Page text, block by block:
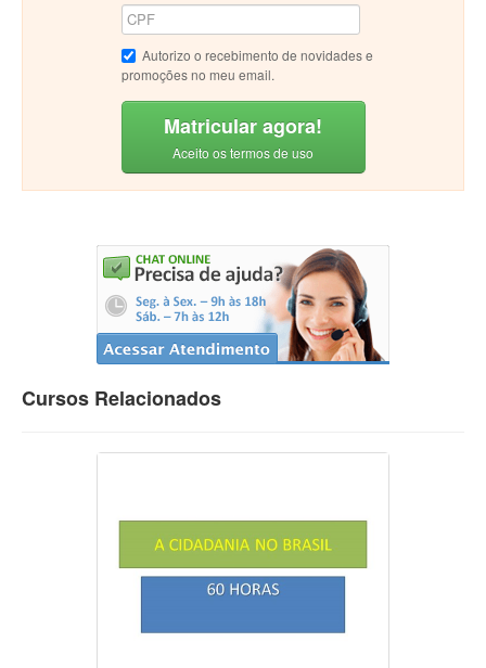
Autorizo o recebimento de novidades e
promoções no meu email.
Matricular agora!
Aceito os termos de uso
Cursos Relacionados